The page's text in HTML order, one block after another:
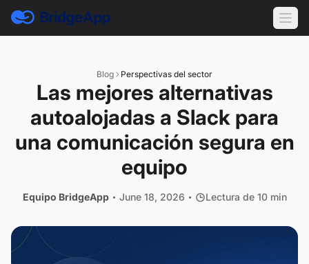
Blog Perspectivas del sector
Las mejores alternativas
autoalojadas a Slack para
una comunicación segura en
equipo
Equipo BridgeApp June 18, 2026 Lectura de 10 min